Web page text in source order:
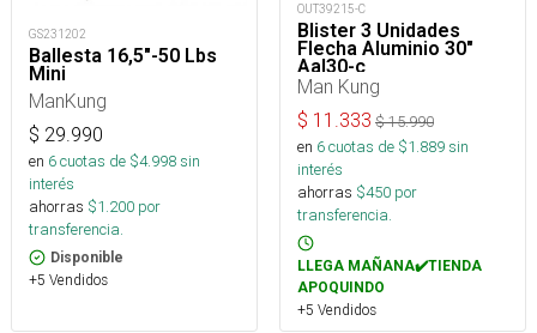
GS231202
Ballesta 16,5"-50 Lbs
Mini
ManKung
$ 29.990
en 6cuotas de $4.998sin
interés
ahorras $1.200 por
transferencia.
Disponible
+5 Vendidos
OUT39215-C
Blister 3 Unidades
Flecha Aluminio 30"
Aal30-c
Man Kung
$ 11.333 $15.990
en 6cuotas de $1.889sin
interés
ahorras $450 por
transferencia.
LLEGA MAÑANA✔️TIENDA
APOQUINDO
+5 Vendidos